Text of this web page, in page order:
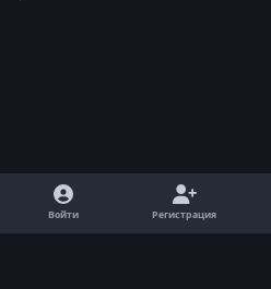
Войти Регистрация